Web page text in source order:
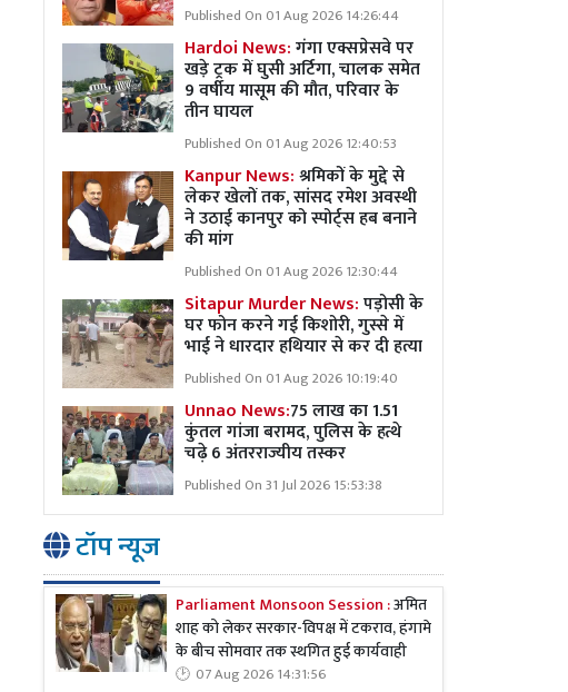
Published On 01 Aug 2026 14:26:44
Hardoi News:गंगा एक्सप्रेसवे पर
खड़े ट्रक में घुसी अर्टिगा, चालक समेत
9 वर्षीय मासूम की मौत, परिवार के
तीन घायल
Published On 01 Aug 2026 12:40:53
Kanpur News:श्रमिकों के मुद्दे से
लेकर खेलों तक, सांसद रमेश अवस्थी
ने उठाई कानपुर को स्पोर्ट्स हब बनाने
की मांग
Published On 01 Aug 2026 12:30:44
Sitapur Murder News:पड़ोसी के
घर फोन करने गई किशोरी, गुस्से में
भाई ने धारदार हथियार से कर दी हत्या
Published On 01 Aug 2026 10:19:40
Unnao News:75 लाख का 1.51
कुंतल गांजा बरामद, पुलिस के हत्थे
चढ़े 6 अंतरराज्यीय तस्कर
Published On 31 Jul 2026 15:53:38
टॉप न्यूज
Parliament Monsoon Session :अमित
शाह को लेकर सरकार-विपक्ष में टकराव, हंगामे
के बीच सोमवार तक स्थगित हुई कार्यवाही
07 Aug 2026 14:31:56